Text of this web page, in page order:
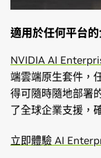
適用於任何平台
NVIDIA AI
端雲端原生套件，
得可隨時隨地部署
了全球企業支援，
立即體驗 AI